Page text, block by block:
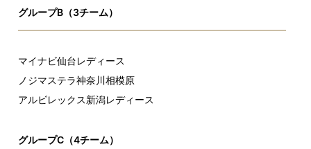
グループB（3チーム）
マイナビ仙台レディース
ノジマステラ神奈川相模原
アルビレックス新潟レディース
グループC（4チーム）